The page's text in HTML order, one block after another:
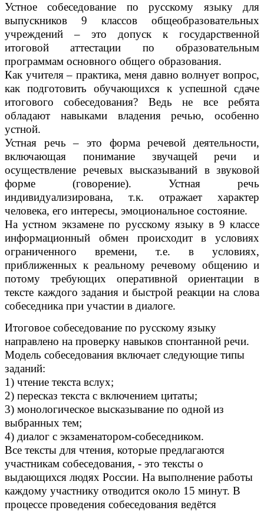
Устное собеседование по русскому языку для
выпускников 9 классов общеобразовательных
учреждений – это допуск к государственной
итоговой аттестации по образовательным
программам основного общего образования.
Как учителя – практика, меня давно волнует вопрос,
как подготовить обучающихся к успешной сдаче
итогового собеседования? Ведь не все ребята
обладают навыками владения речью, особенно
устной.
Устная речь – это форма речевой деятельности,
включающая понимание звучащей речи и
осуществление речевых высказываний в звуковой
форме (говорение). Устная речь
индивидуализирована, т.к. отражает характер
человека, его интересы, эмоциональное состояние.
На устном экзамене по русскому языку в 9 классе
информационный обмен происходит в условиях
ограниченного времени, т.е. в условиях,
приближенных к реальному речевому общению и
потому требующих оперативной ориентации в
тексте каждого задания и быстрой реакции на слова
собеседника при участии в диалоге.
Итоговое собеседование по русскому языку
направлено на проверку навыков спонтанной речи.
Модель собеседования включает следующие типы
заданий:
1) чтение текста вслух;
2) пересказ текста с включением цитаты;
3) монологическое высказывание по одной из
выбранных тем;
4) диалог с экзаменатором-собеседником.
Все тексты для чтения, которые предлагаются
участникам собеседования, - это тексты о
выдающихся людях России. На выполнение работы
каждому участнику отводится около 15 минут. В
процессе проведения собеседования ведётся